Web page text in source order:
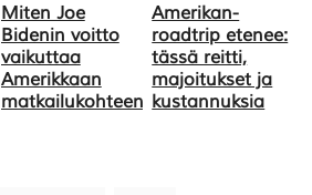
Miten Joe
Bidenin voitto
vaikuttaa
Amerikkaan
matkailukohteena?
Amerikan-
roadtrip etenee:
tässä reitti,
majoitukset ja
kustannuksia